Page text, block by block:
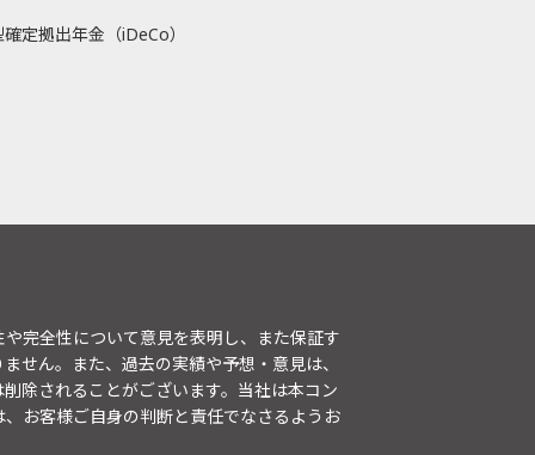
定拠出年金（iDeCo）
完全性について意見を表明し、また保証す
せん。また、過去の実績や予想・意見は、
除されることがございます。当社は本コン
お客様ご自身の判断と責任でなさるようお